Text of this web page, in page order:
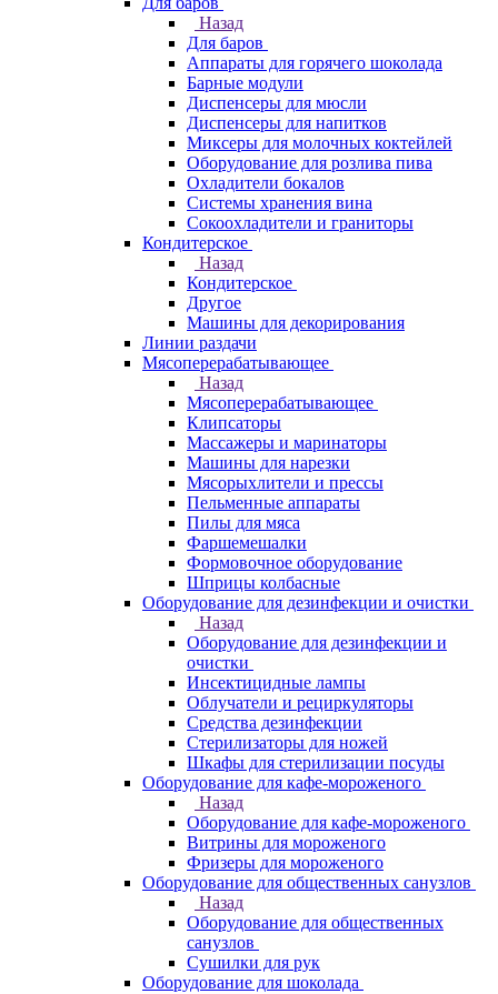
Назад
Для баров
Аппараты для горячего шоколада
Барные модули
Диспенсеры для мюсли
Диспенсеры для напитков
Миксеры для молочных коктейлей
Оборудование для розлива пива
Охладители бокалов
Системы хранения вина
Сокоохладители и граниторы
Кондитерское
Назад
Кондитерское
Другое
Машины для декорирования
Линии раздачи
Мясоперерабатывающее
Назад
Мясоперерабатывающее
Клипсаторы
Массажеры и маринаторы
Машины для нарезки
Мясорыхлители и прессы
Пельменные аппараты
Пилы для мяса
Фаршемешалки
Формовочное оборудование
Шприцы колбасные
Оборудование для дезинфекции и очистки
Назад
Оборудование для дезинфекции и
очистки
Инсектицидные лампы
Облучатели и рециркуляторы
Средства дезинфекции
Стерилизаторы для ножей
Шкафы для стерилизации посуды
Оборудование для кафе-мороженого
Назад
Оборудование для кафе-мороженого
Витрины для мороженого
Фризеры для мороженого
Оборудование для общественных санузлов
Назад
Оборудование для общественных
санузлов
Сушилки для рук
Оборудование для шоколада